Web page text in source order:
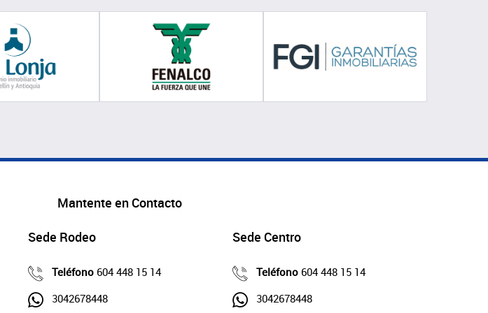
Mantente en Contacto
Sede Rodeo
Teléfono604 448 15 14
3042678448
Sede Centro
Teléfono 604 448 15 14
3042678448